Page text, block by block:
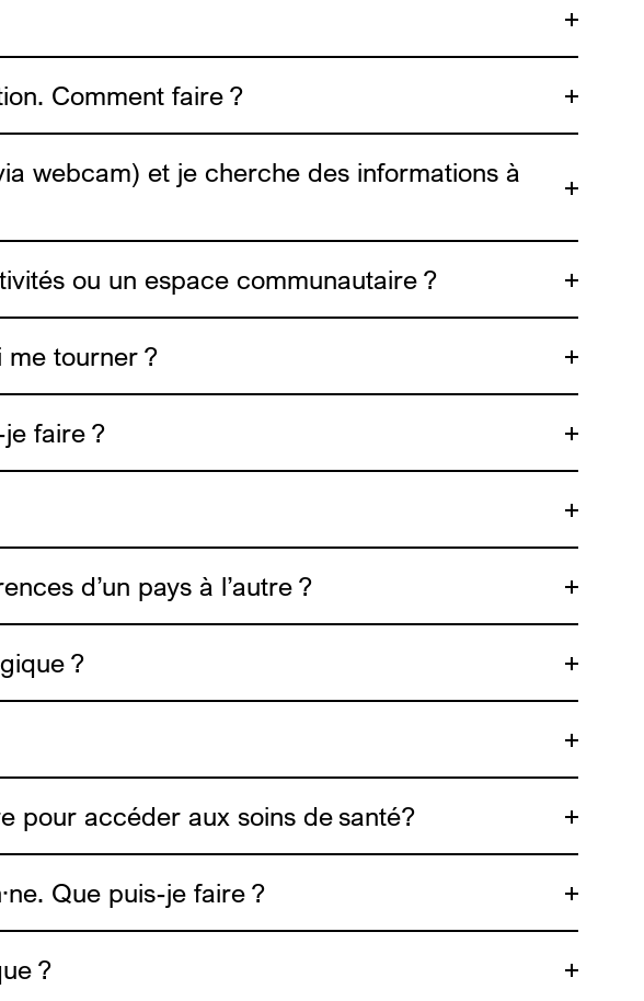
une vidéo
Comment faire ?
webcam) et je cherche des informations à
des risques sur le siteinfo4escorts.be
les vendredi et samedi soir/nuit, c’est un moment où
ou un espace communautaire ?
me tourner ?
je faire ?
d’un pays à l’autre ?
?
pour accéder aux soins de santé?
Que puis-je faire ?
?